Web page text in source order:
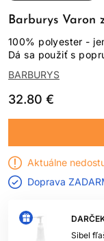
Barburys Varon
100% polyester -
Dá sa použiť s
BARBURYS
32.80 €
Sibel
Aktuálne
Doprava